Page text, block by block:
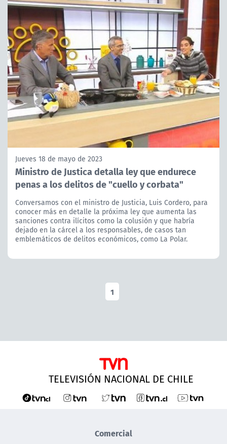
Jueves 18 de mayo de 2023
Ministro de Justica detalla ley que endurece
penas a los delitos de "cuello y corbata"
Conversamos con el ministro de Justicia, Luis Cordero, para
conocer más en detalle la próxima ley que aumenta las
sanciones contra ilícitos como la colusión y que habría
dejado en la cárcel a los responsables, de casos tan
emblemáticos de delitos económicos, como La Polar.
1
TELEVISIÓN NACIONAL DE CHILE
Comercial